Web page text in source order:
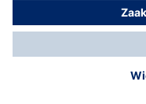
© Dräger Polska Sp. z
*Wszystkie ceny bez